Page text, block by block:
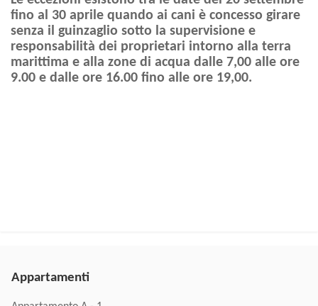
fino al 30 aprile quando ai cani è concesso girare
senza il guinzaglio sotto la supervisione e
responsabilità dei proprietari intorno alla terra
marittima e alla zone di acqua dalle 7,00 alle ore
9.00 e dalle ore 16.00 fino alle ore 19,00.
Appartamenti